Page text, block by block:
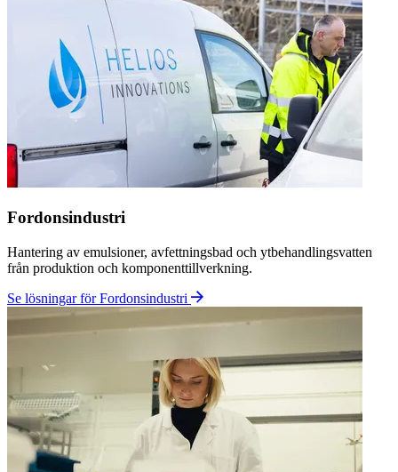
PFAS-behandling
Hantering av kraftigt PFAS-förorenat vatten med upp till 99,95%
reduktion för både kort- och långkedjiga PFAS-föreningar.
Se lösningar för PFAS-behandling
Teknologin
Lågtempererad indunstning. Byggd
för industriellt avfall.
från föroreningar direkt hos kunden. Genom att kraftigt minska
mängden vätska som behöver transporteras kan både kostnader och
klimatpåverkan reduceras. Systemen är containerbaserade plug-and-
play enheter, automatiserade och utvecklade för kontinuerlig drift i
industriella miljöer.
Avfallsvolymerna med upp till 90% Drivs av
Elanslutning 100-160A
Undviker Förbränning och tillhörande CO₂-
utsläpp, avfallstransporter
Utforska teknologin